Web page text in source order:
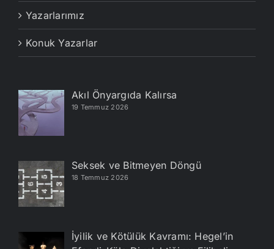
Yazarlarımız
Konuk Yazarlar
Akıl Önyargıda Kalırsa
19 Temmuz 2026
Seksek ve Bitmeyen Döngü
18 Temmuz 2026
İyilik ve Kötülük Kavramı: Hegel’in